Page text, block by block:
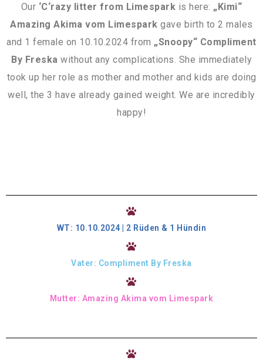
Our ‘C‘razy litter from Limespark is here: „Kimi“
Amazing Akima vom Limespark gave birth to 2 males
and 1 female on 10.10.2024 from „Snoopy“ Compliment
By Freska without any complications. She immediately
took up her role as mother and mother and kids are doing
well, the 3 have already gained weight. We are incredibly
happy!
WT: 10.10.2024 | 2 Rüden & 1 Hündin
Vater: Compliment By Freska
Mutter: Amazing Akima vom Limespark